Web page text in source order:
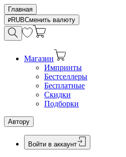
Главная
RUBСменить валюту
Магазин
Импринты
Бестселлеры
Бесплатные
Скидки
Подборки
Автору
Войти в аккаунт